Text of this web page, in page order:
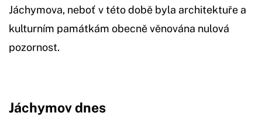
Jáchymova, neboť v této době byla architektuře a
kulturním památkám obecně věnována nulová
pozornost.
Jáchymov dnes